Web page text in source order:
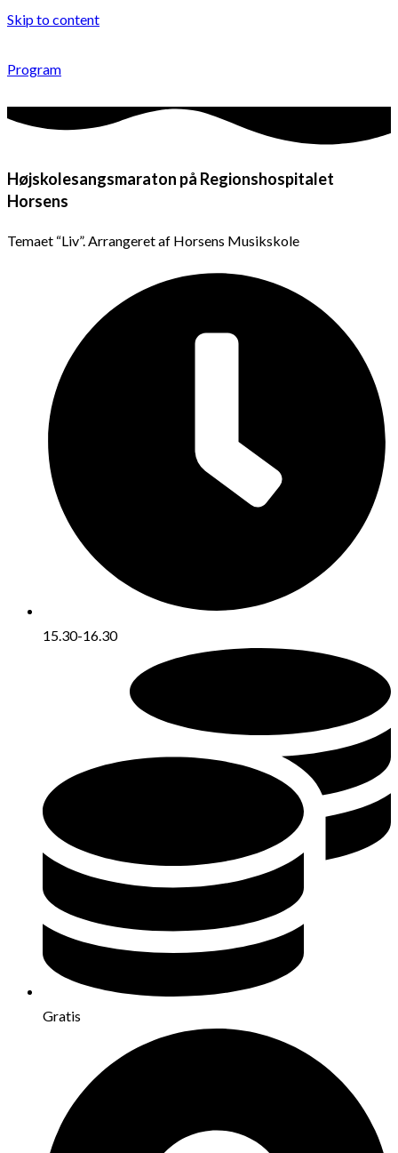
Skip to content
Program
Højskolesangsmaraton på Regionshospitalet
Horsens
Temaet “Liv”. Arrangeret af Horsens Musikskole
15.30-16.30
Gratis